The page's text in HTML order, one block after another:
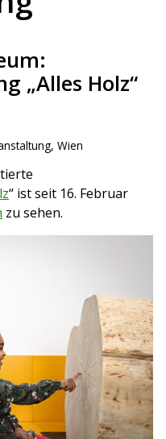
„Alles Holz“
, Wien
“ ist seit 16. Februar
zu sehen.